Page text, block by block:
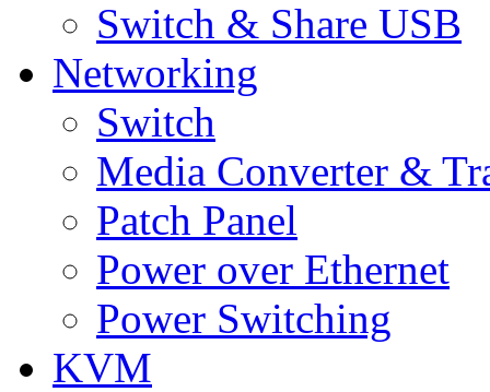
Switch & Share USB
Networking
Switch
Media Converter &
Patch Panel
Power over Ethernet
Power Switching
KVM